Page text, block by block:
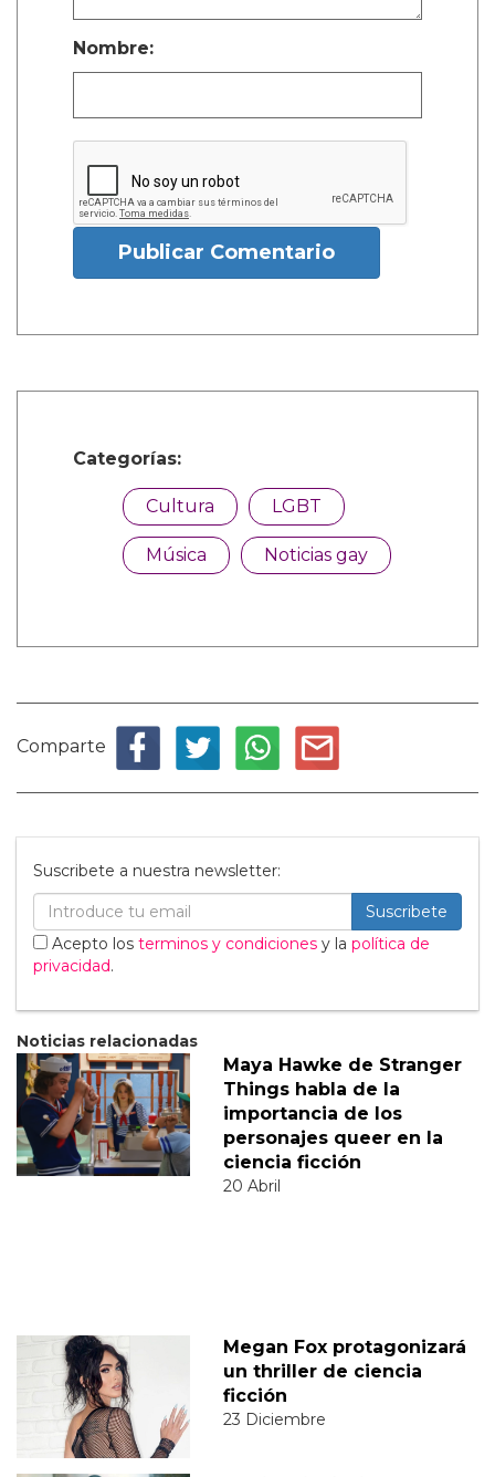
Nombre:
Publicar Comentario
Categorías:
Cultura LGBT
Música Noticias gay
Comparte
Suscribete a nuestra newsletter:
Suscribete
Acepto los terminos y condiciones y la política de
privacidad.
Noticias relacionadas
Maya Hawke de Stranger
Things habla de la
importancia de los
personajes queer en la
ciencia ficción
20 Abril
Megan Fox protagonizará
un thriller de ciencia
ficción
23 Diciembre